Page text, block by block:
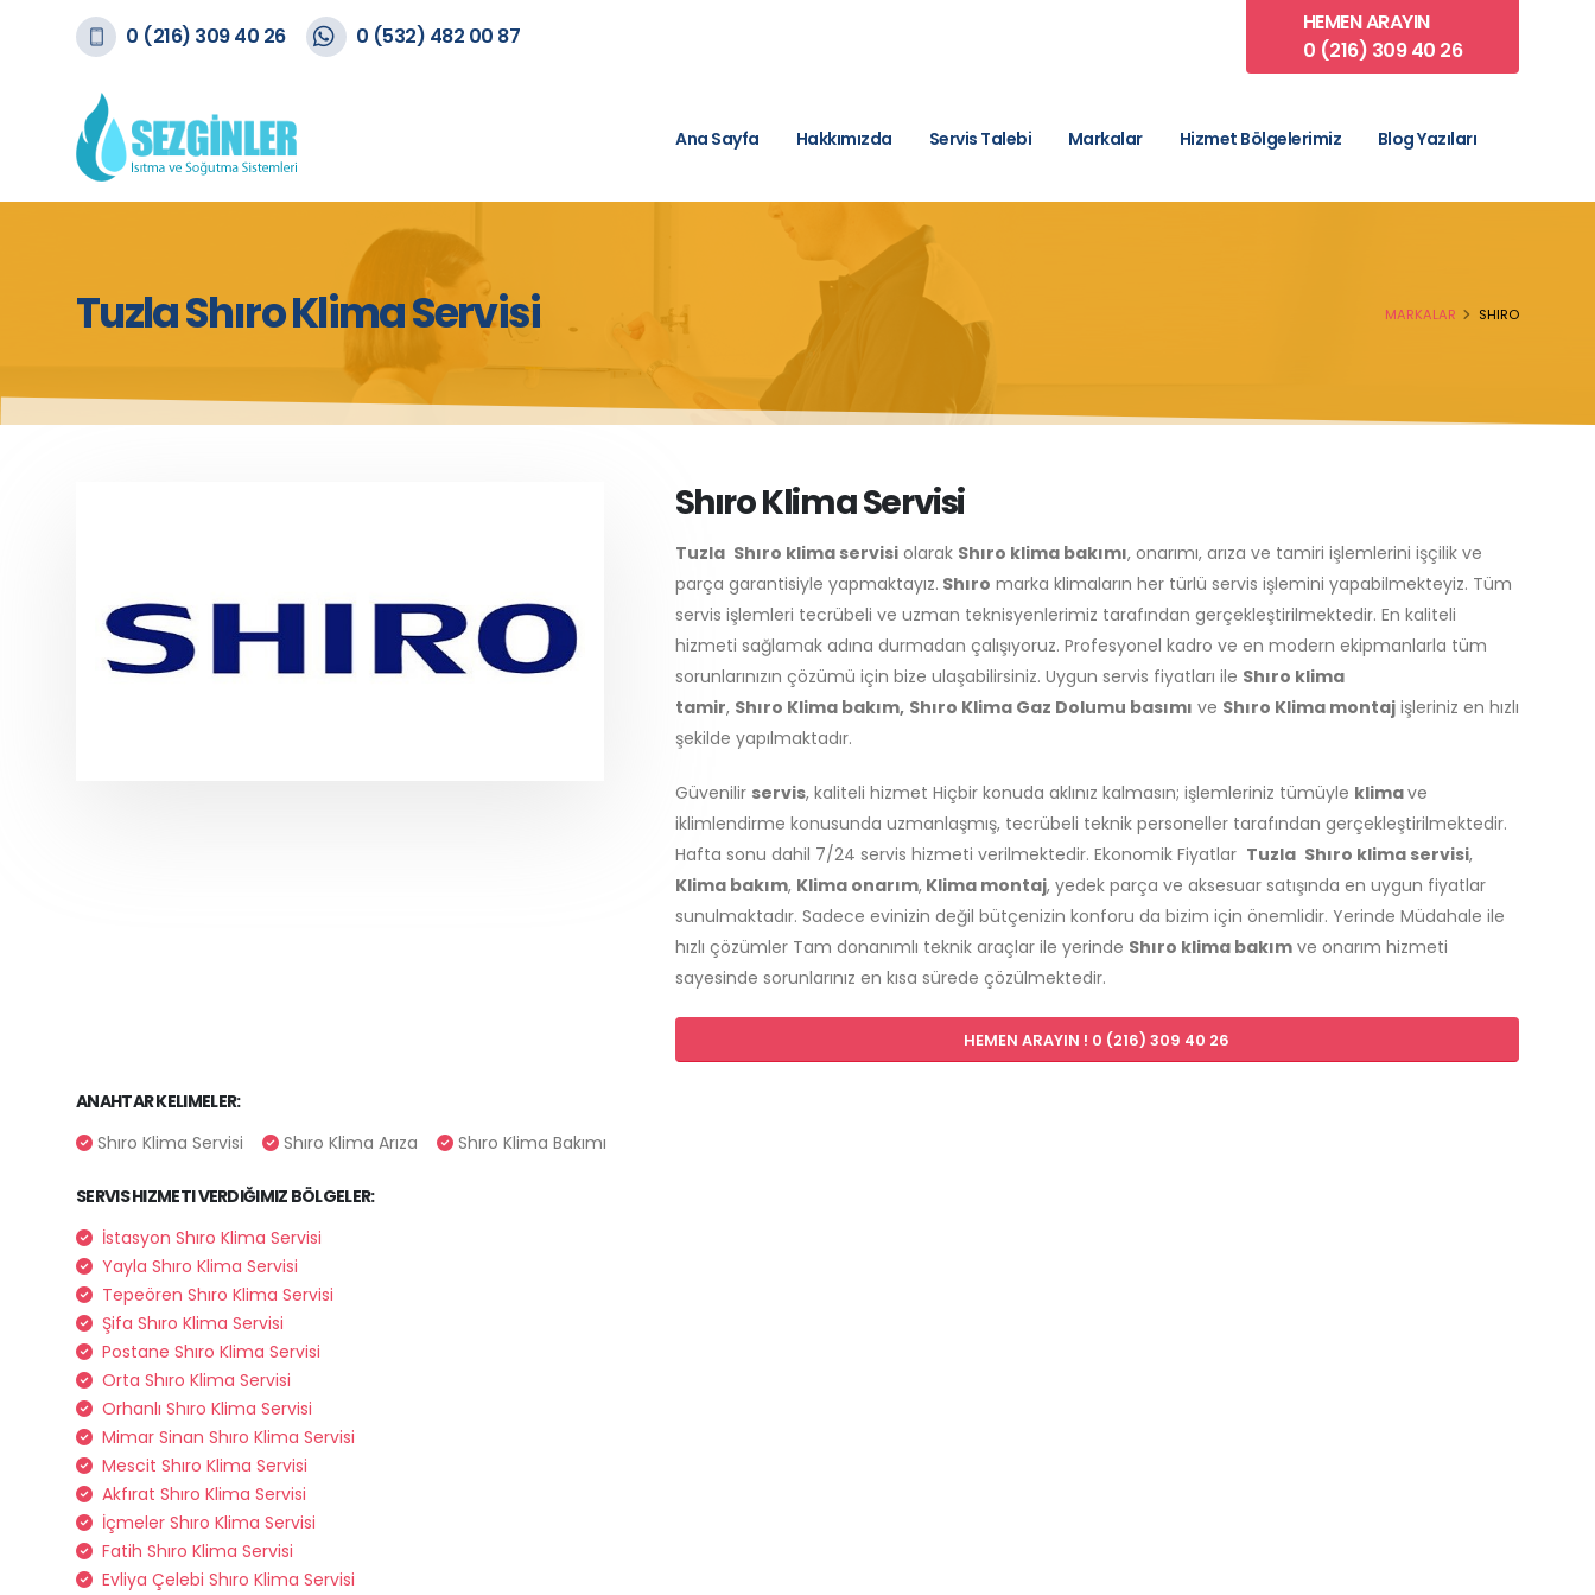
0 (216) 309 40 26 0 (532) 482 00 87
HEMEN ARAYIN
0 (216) 309 40 26
Ana Sayfa Hakkımızda Servis Talebi Markalar Hizmet Bölgelerimiz Blog Yazıları
Tuzla Shıro Klima Servisi MARKALAR SHIRO
Shıro Klima Servisi
Tuzla Shıro klima servisiolarak Shıro klima bakımı, onarımı, arıza ve tamiri işlemlerini işçilik ve
parça garantisiyle yapmaktayız. Shıro marka klimaların her türlü servis işlemini yapabilmekteyiz. Tüm
servis işlemleri tecrübeli ve uzman teknisyenlerimiz tarafından gerçekleştirilmektedir. En kaliteli
hizmeti sağlamak adına durmadan çalışıyoruz. Profesyonel kadro ve en modern ekipmanlarla tüm
sorunlarınızın çözümü için bize ulaşabilirsiniz. Uygun servis fiyatları ile Shıro klima
tamir, Shıro Klima bakım, Shıro Klima Gaz Dolumu basımı ve Shıro Klima montajişleriniz en hızlı
şekilde yapılmaktadır.
Güvenilir servis, kaliteli hizmet Hiçbir konuda aklınız kalmasın; işlemleriniz tümüyle klimave
iklimlendirme konusunda uzmanlaşmış, tecrübeli teknik personeller tarafından gerçekleştirilmektedir.
Hafta sonu dahil 7/24 servis hizmeti verilmektedir. Ekonomik Fiyatlar Tuzla Shıro klima servisi,
Klima bakım, Klima onarım,Klima montaj, yedek parça ve aksesuar satışında en uygun fiyatlar
sunulmaktadır. Sadece evinizin değil bütçenizin konforu da bizim için önemlidir. Yerinde Müdahale ile
hızlı çözümler Tam donanımlı teknik araçlar ile yerinde Shıro klima bakımve onarım hizmeti
sayesinde sorunlarınız en kısa sürede çözülmektedir.
HEMEN ARAYIN ! 0 (216) 309 40 26
ANAHTAR KELIMELER:
Shıro Klima Servisi
Shıro Klima Arıza Shıro Klima Bakımı
SERVIS HIZMETI VERDIĞIMIZ BÖLGELER:
İstasyon Shıro Klima Servisi
Yayla Shıro Klima Servisi
Tepeören Shıro Klima Servisi
Şifa Shıro Klima Servisi
Postane Shıro Klima Servisi
Orta Shıro Klima Servisi
Orhanlı Shıro Klima Servisi
Mimar Sinan Shıro Klima Servisi
Mescit Shıro Klima Servisi
Akfırat Shıro Klima Servisi
İçmeler Shıro Klima Servisi
Fatih Shıro Klima Servisi
Evliya Çelebi Shıro Klima Servisi